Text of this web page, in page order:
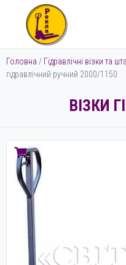
Головна / Гідравлічні візки та
гідравлічний ручний 2000/1150
ВІЗКИ